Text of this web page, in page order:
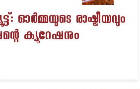
ഓർമ്മയുടെ രാഷ്ട്രീയവും
ക്യൂറേഷനും